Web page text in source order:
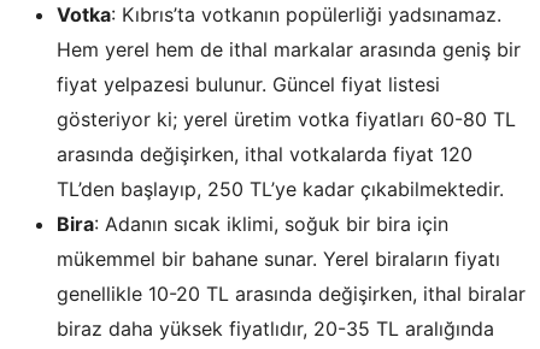
Votka: Kıbrıs’ta votkanın popülerliği yadsınamaz.
Hem yerel hem de ithal markalar arasında geniş bir
fiyat yelpazesi bulunur. Güncel fiyat listesi
gösteriyor ki; yerel üretim votka fiyatları 60-80 TL
arasında değişirken, ithal votkalarda fiyat 120
TL’den başlayıp, 250 TL’ye kadar çıkabilmektedir.
Bira: Adanın sıcak iklimi, soğuk bir bira için
mükemmel bir bahane sunar. Yerel biraların fiyatı
genellikle 10-20 TL arasında değişirken, ithal biralar
biraz daha yüksek fiyatlıdır, 20-35 TL aralığında